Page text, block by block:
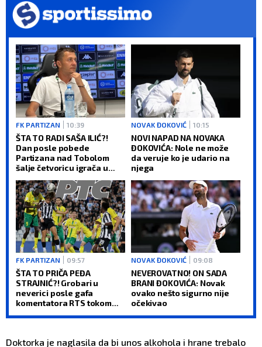
FK PARTIZAN 10:39
ŠTA TO RADI SAŠA ILIĆ?!
Dan posle pobede
Partizana nad Tobolom
šalje četvoricu igrača u
NOVAK ĐOKOVIĆ 10:15
NOVI NAPAD NA NOVAKA
ĐOKOVIĆA: Nole ne može
da veruje ko je udario na
njega
FK PARTIZAN 09:57
ŠTA TO PRIČA PEĐA
STRAJNIĆ?! Grobari u
neverici posle gafa
komentatora RTS tokom
NOVAK ĐOKOVIĆ 09:08
NEVEROVATNO! ON SADA
BRANI ĐOKOVIĆA: Novak
ovako nešto sigurno nije
očekivao
Doktorka je naglasila da bi unos alkohola i hrane trebalo